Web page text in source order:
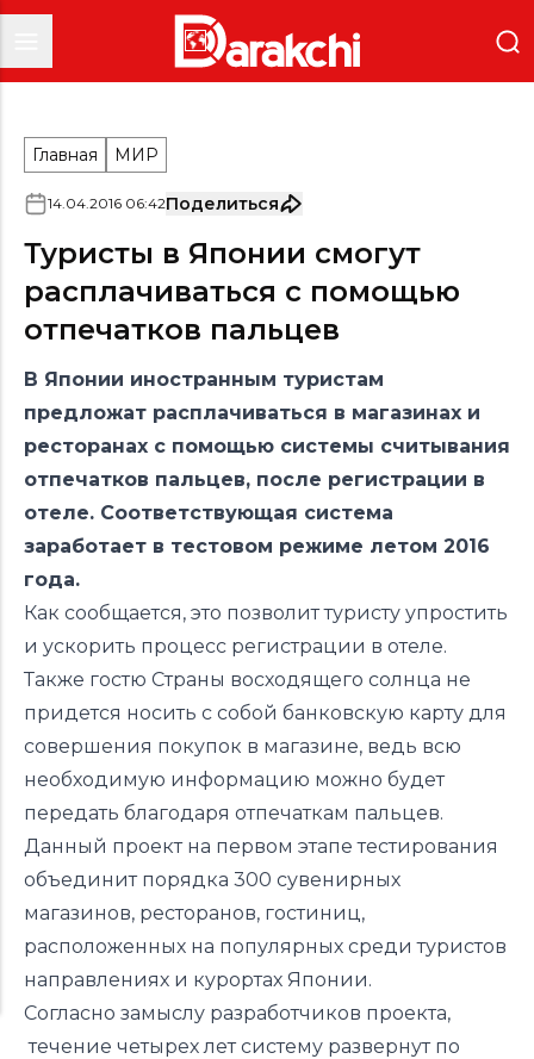
Главная МИР
14.04.2016 06:42Поделиться
Туристы в Японии смогут
расплачиваться с помощью
отпечатков пальцев
В Японии иностранным туристам
предложат расплачиваться в магазинах и
ресторанах с помощью системы считывания
отпечатков пальцев, после регистрации в
отеле. Соответствующая система
заработает в тестовом режиме летом 2016
года.
Как сообщается, это позволит туристу упростить
и ускорить процесс регистрации в отеле.
Также гостю Страны восходящего солнца не
придется носить с собой банковскую карту для
совершения покупок в магазине, ведь всю
необходимую информацию можно будет
передать благодаря отпечаткам пальцев.
Данный проект на первом этапе тестирования
объединит порядка 300 сувенирных
магазинов, ресторанов, гостиниц,
расположенных на популярных среди туристов
направлениях и курортах Японии.
Согласно замыслу разработчиков проекта,
течение четырех лет систему развернут по